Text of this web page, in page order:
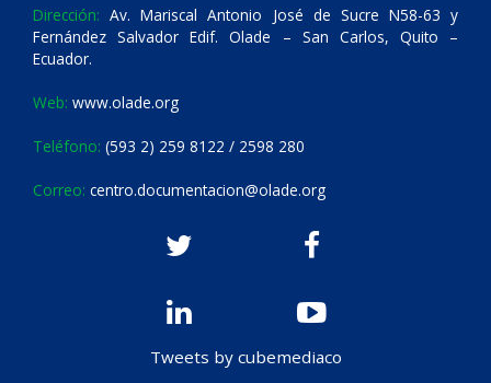
Dirección: Av. Mariscal Antonio José de Sucre N58-63 y
Fernández Salvador Edif. Olade – San Carlos, Quito –
Ecuador.
Web: www.olade.org
Teléfono: (593 2) 259 8122 / 2598 280
Correo: centro.documentacion@olade.org
Tweets by cubemediaco